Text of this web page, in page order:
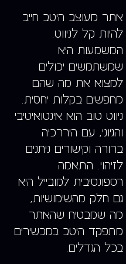
אתר מעוצב היטב חייב
להיות קל לניווט.
המשמעות היא
שמשתמשים יכולים
למצוא את מה שהם
מחפשים בקלות יחסית.
ניווט טוב הוא אינטואיטיבי
והגיוני, עם היררכיה
ברורה וקישורים ניתנים
לזיהוי. התאמה
רספונסיבית למובייל היא
גם חלק מהשימושיות,
מה שמבטיח שהאתר
מתפקד היטב במכשירים
בכל הגדלים.